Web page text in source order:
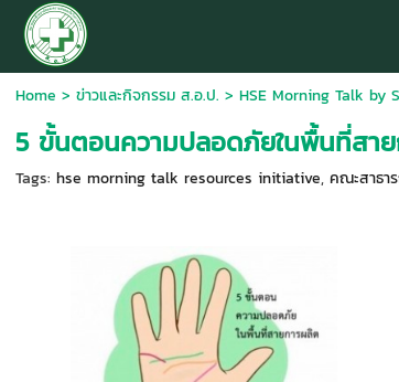
Home > ข่าวและกิจกรรม ส.อ.ป. > HSE Morning Talk by
5 ขั้นตอนความปลอดภัยในพื้นที่สา
Tags: hse morning talk resources initiative, คณะสาธา